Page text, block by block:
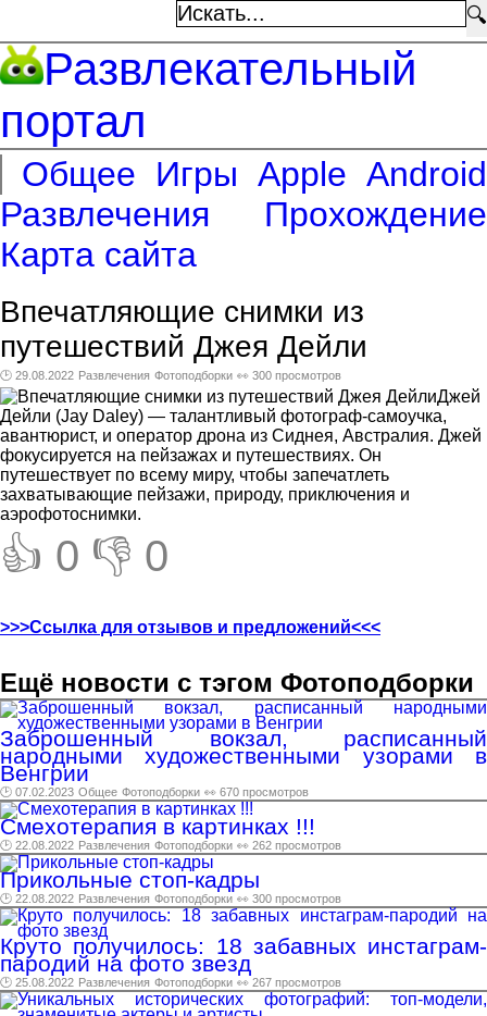
🔍
Развлекательный
портал
Общее Игры Apple Android
Развлечения
Прохождение
Карта сайта
Впечатляющие снимки из
путешествий Джея Дейли
🕑 29.08.2022 Развлечения Фотоподборки 👀 300 просмотров
Джей
Дейли (Jay Daley) — талантливый фотограф-самоучка,
авантюрист, и оператор дрона из Сиднея, Австралия. Джей
фокусируется на пейзажах и путешествиях. Он
путешествует по всему миру, чтобы запечатлеть
захватывающие пейзажи, природу, приключения и
аэрофотоснимки.
👍 0 👎 0
>>>Ссылка для отзывов и предложений<<<
Ещё новости с тэгом Фотоподборки
Заброшенный вокзал, расписанный
народными художественными узорами в
Венгрии
🕑 07.02.2023 Общее Фотоподборки 👀 670 просмотров
Смехотерапия в картинках !!!
🕑 22.08.2022 Развлечения Фотоподборки 👀 262 просмотров
Прикольные стоп-кадры
🕑 22.08.2022 Развлечения Фотоподборки 👀 300 просмотров
Круто получилось: 18 забавных инстаграм-
пародий на фото звезд
🕑 25.08.2022 Развлечения Фотоподборки 👀 267 просмотров